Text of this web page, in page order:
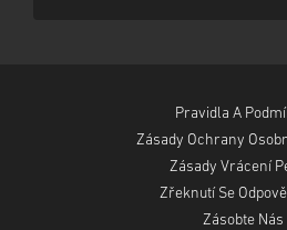
Pravidla A
Zásady Ochrany
Zásady Vrácení
Zřeknutí Se
Zásobte Nás